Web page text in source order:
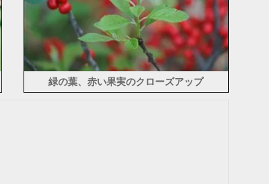
緑の葉、赤い果実のクローズアップ